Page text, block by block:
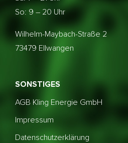
So: 9 – 20 Uhr
Wilhelm-Maybach-Straße 2
73479 Ellwangen
SONSTIGES
AGB Kling Energie GmbH
Impressum
Datenschutzerklärung